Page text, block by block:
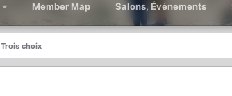
Member Map Salons, Événements
Trois choix